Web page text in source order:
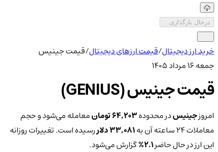
درحال بارگذاری...
خرید ارز دیجیتال/قیمت ارزهای دیجیتال/قیمت جینیس
جمعه ۱۶ مرداد ۱۴۰۵
قیمت جینیس (GENIUS)
امروزجینیسدر محدوده64,203 تومان
معامله می‌شود و حجم
معاملات ۲۴ ساعته آن به
33,081 دلار
رسیده است. تغییرات روزانه
این ارز در حال حاضر2.1% گزارش می‌شود.